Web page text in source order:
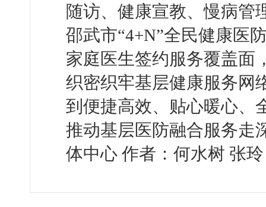
随访、健康宣教、慢病管
邵武市“4+N”全民健康医
家庭医生签约服务覆盖面
织密织牢基层健康服务网
到便捷高效、贴心暖心、
推动基层医防融合服务走
体中心 作者：何水树 张